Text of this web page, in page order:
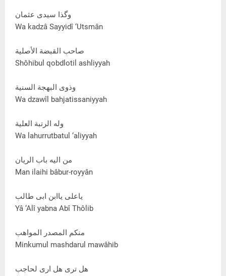
وگذا سيدی عثمان
Wa kadzâ Sayyidî ‘Utsmân
صاحب القبضة الأصلية
Shôhibul qobdlotil ashliyyah
وذوی البهجة السنية
Wa dzawîl bahjatissaniyyah
وله الرتبة العلية
Wa lahurrutbatul ‘aliyyah
من اليه باب الريان
Man ilaihi bâbur-royyân
ياعلی ياابن ابی طالب
Yâ ‘Alî yabna Abî Thôlib
منکم المصدر المواهب
Minkumul mashdarul mawâhib
هل تری هل اری لحاجب